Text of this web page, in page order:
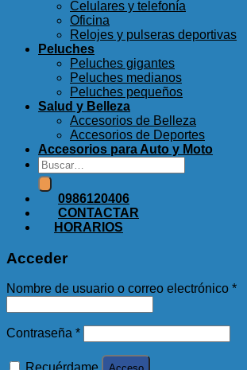
Celulares y telefonía
Oficina
Relojes y pulseras deportivas
Peluches
Peluches gigantes
Peluches medianos
Peluches pequeños
Salud y Belleza
Accesorios de Belleza
Accesorios de Deportes
Accesorios para Auto y Moto
Buscar
por:
0986120406
CONTACTAR
HORARIOS
Acceder
Nombre de usuario o correo electrónico *
Contraseña *
Recuérdame